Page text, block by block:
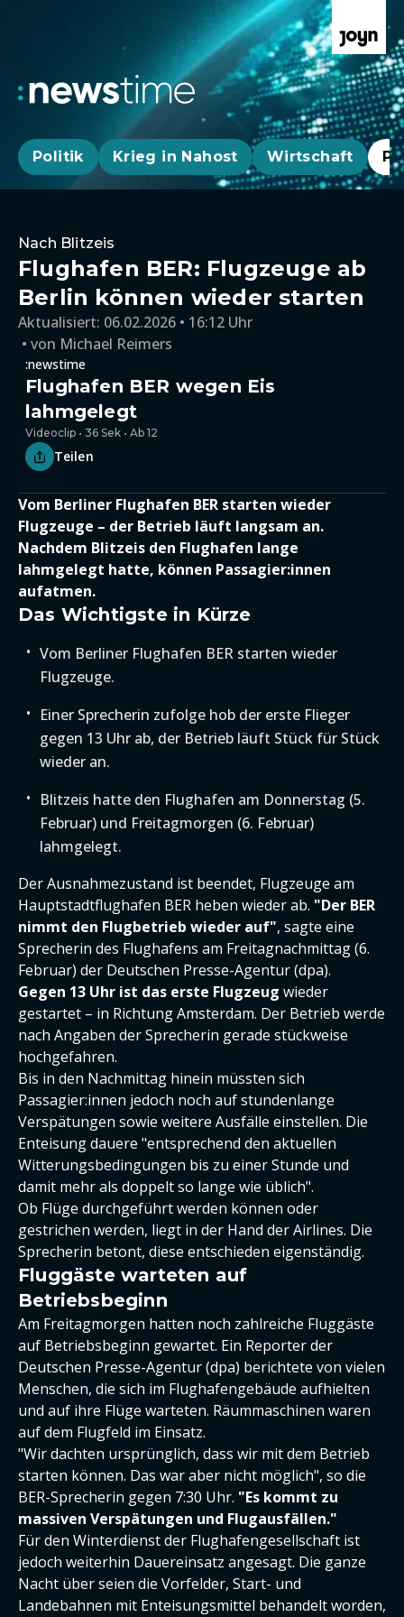
Politik Krieg in Nahost Wirtschaft
Nach Blitzeis
Flughafen BER: Flugzeuge ab
Berlin können wieder starten
Aktualisiert: 06.02.2026 • 16:12 Uhr
von Michael Reimers
:newstime
Flughafen BER wegen Eis
lahmgelegt
Videoclip • 36 Sek • Ab 12
Teilen
Vom Berliner Flughafen BER starten wieder
Flugzeuge – der Betrieb läuft langsam an.
Nachdem Blitzeis den Flughafen lange
lahmgelegt hatte, können Passagier:innen
aufatmen.
Das Wichtigste in Kürze
Vom Berliner Flughafen BER starten wieder
Flugzeuge.
Einer Sprecherin zufolge hob der erste Flieger
gegen 13 Uhr ab, der Betrieb läuft Stück für Stück
wieder an.
Blitzeis hatte den Flughafen am Donnerstag (5.
Februar) und Freitagmorgen (6. Februar)
lahmgelegt.
Der Ausnahmezustand ist beendet, Flugzeuge am
Hauptstadtflughafen BER heben wieder ab. "Der BER
nimmt den Flugbetrieb wieder auf", sagte eine
Sprecherin des Flughafens am Freitagnachmittag (6.
Februar) der Deutschen Presse-Agentur (dpa).
Gegen 13 Uhr ist das erste Flugzeug wieder
gestartet – in Richtung Amsterdam. Der Betrieb werde
nach Angaben der Sprecherin gerade stückweise
hochgefahren.
Bis in den Nachmittag hinein müssten sich
Passagier:innen jedoch noch auf stundenlange
Verspätungen sowie weitere Ausfälle einstellen. Die
Enteisung dauere "entsprechend den aktuellen
Witterungsbedingungen bis zu einer Stunde und
damit mehr als doppelt so lange wie üblich".
Ob Flüge durchgeführt werden können oder
gestrichen werden, liegt in der Hand der Airlines. Die
Sprecherin betont, diese entschieden eigenständig.
Fluggäste warteten auf
Betriebsbeginn
Am Freitagmorgen hatten noch zahlreiche Fluggäste
auf Betriebsbeginn gewartet. Ein Reporter der
Deutschen Presse-Agentur (dpa) berichtete von vielen
Menschen, die sich im Flughafengebäude aufhielten
und auf ihre Flüge warteten. Räummaschinen waren
auf dem Flugfeld im Einsatz.
"Wir dachten ursprünglich, dass wir mit dem Betrieb
starten können. Das war aber nicht möglich", so die
BER-Sprecherin gegen 7:30 Uhr. "Es kommt zu
massiven Verspätungen und Flugausfällen."
Für den Winterdienst der Flughafengesellschaft ist
jedoch weiterhin Dauereinsatz angesagt. Die ganze
Nacht über seien die Vorfelder, Start- und
Landebahnen mit Enteisungsmittel behandelt worden,